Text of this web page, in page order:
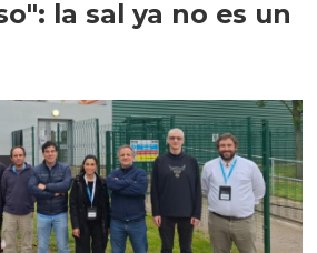
la sal ya no es un